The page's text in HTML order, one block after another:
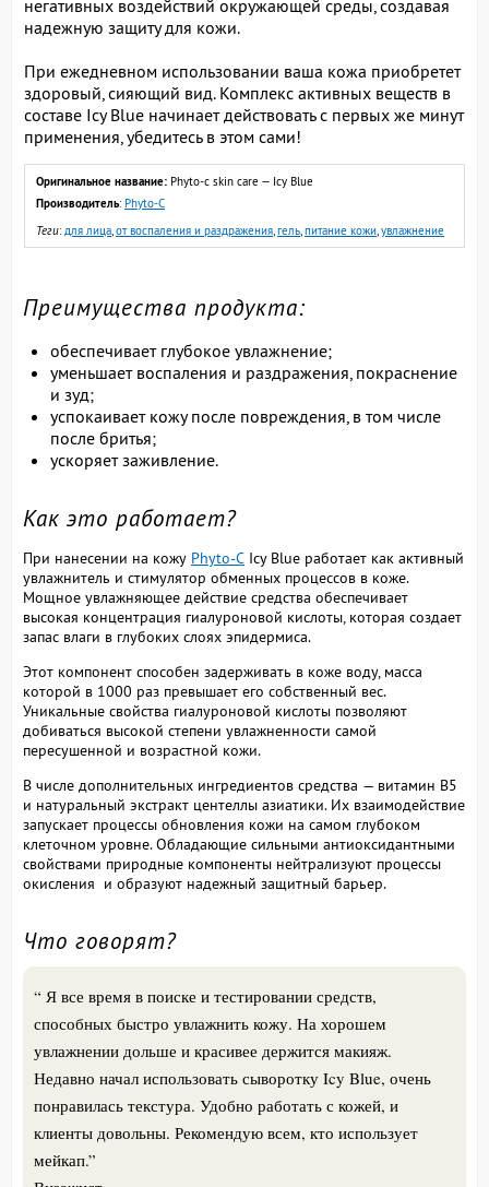
негативных воздействий окружающей среды, создавая
надежную защиту для кожи.
При ежедневном использовании ваша кожа приобретет
здоровый, сияющий вид. Комплекс активных веществ в
составе Icy Blue начинает действовать с первых же минут
применения, убедитесь в этом сами!
Оригинальное название: Phyto-c skin care — Icy Blue
Производитель: Phyto-C
Теги:для лица,от воспаления и раздражения,гель,питание кожи,увлажнение
Преимущества продукта:
обеспечивает глубокое увлажнение;
уменьшает воспаления и раздражения, покраснение
и зуд;
успокаивает кожу после повреждения, в том числе
после бритья;
ускоряет заживление.
Как это работает?
При нанесении на кожу Phyto-C Icy Blue работает как активный
увлажнитель и стимулятор обменных процессов в коже.
Мощное увлажняющее действие средства обеспечивает
высокая концентрация гиалуроновой кислоты, которая создает
запас влаги в глубоких слоях эпидермиса.
Этот компонент способен задерживать в коже воду, масса
которой в 1000 раз превышает его собственный вес.
Уникальные свойства гиалуроновой кислоты позволяют
добиваться высокой степени увлажненности самой
пересушенной и возрастной кожи.
В числе дополнительных ингредиентов средства — витамин В5
и натуральный экстракт центеллы азиатики. Их взаимодействие
запускает процессы обновления кожи на самом глубоком
клеточном уровне. Обладающие сильными антиоксидантными
свойствами природные компоненты нейтрализуют процессы
окисления и образуют надежный защитный барьер.
Что говорят?
“ Я все время в поиске и тестировании средств,
способных быстро увлажнить кожу. На хорошем
увлажнении дольше и красивее держится макияж.
Недавно начал использовать сыворотку Icy Blue, очень
понравилась текстура. Удобно работать с кожей, и
клиенты довольны. Рекомендую всем, кто использует
мейкап.”